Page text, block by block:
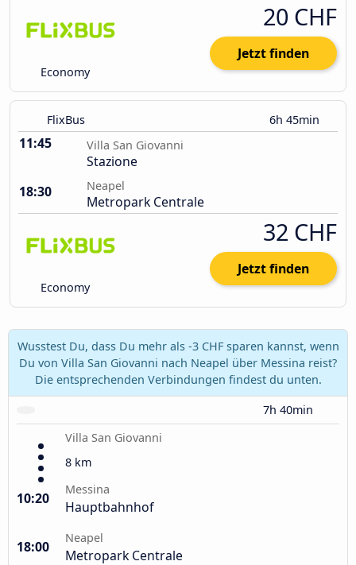
Economy
20 CHF
Jetzt finden
FlixBus 6h 45min
11:45 Villa San Giovanni
Stazione
18:30
Neapel
Metropark Centrale
Economy
32 CHF
Jetzt finden
Wusstest Du, dass Du mehr als -3 CHF sparen kannst, wenn
Du von Villa San Giovanni nach Neapel über Messina reist?
Die entsprechenden Verbindungen findest du unten.
7h 40min
Villa San Giovanni
8 km
10:20
Messina
Hauptbahnhof
18:00
Neapel
Metropark Centrale